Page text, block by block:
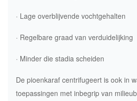
· Lage overblijvende vochtgehalten
· Regelbare graad van verduidelijking
· Minder die stadia scheiden
De pioenkaraf centrifugeert is ook in
toepassingen met inbegrip van